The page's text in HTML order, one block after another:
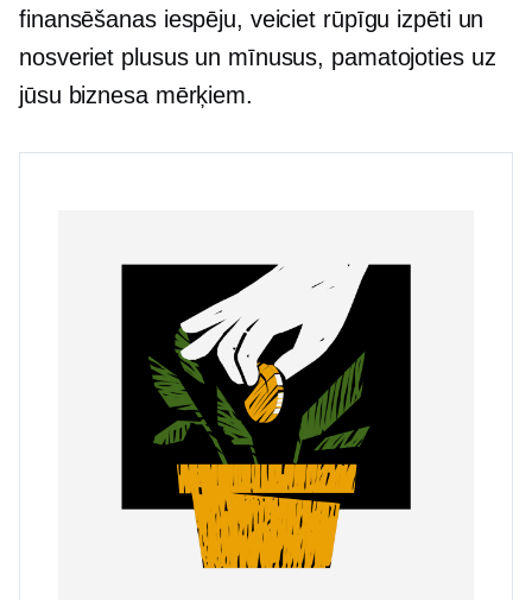
finansēšanas iespēju, veiciet rūpīgu izpēti un
nosveriet plusus un mīnusus, pamatojoties uz
jūsu biznesa mērķiem.